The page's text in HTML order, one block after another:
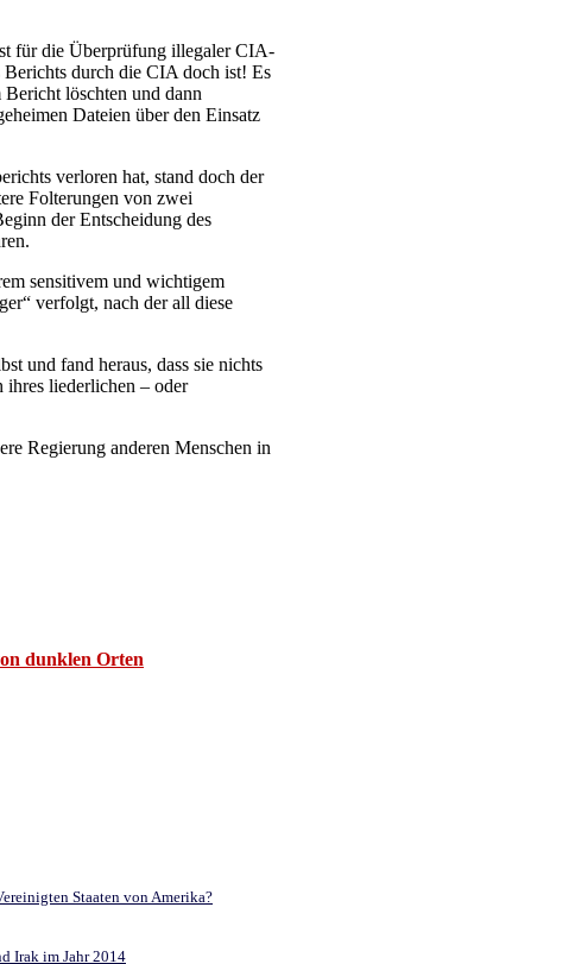
für die Überprüfung illegaler CIA-
durch die CIA doch ist! Es
löschten und dann
Dateien über den Einsatz
verloren hat, stand doch der
Folterungen von zwei
der Entscheidung des
sensitivem und wichtigem
verfolgt, nach der all diese
und fand heraus, dass sie nichts
ihres liederlichen – oder
Regierung anderen Menschen in
dunklen Orten
Staaten von Amerika?
Irak im Jahr 2014